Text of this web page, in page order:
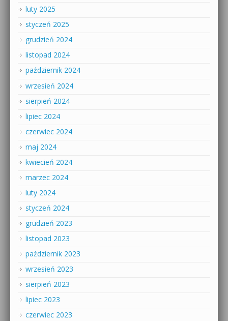
luty 2025
styczeń 2025
grudzień 2024
listopad 2024
październik 2024
wrzesień 2024
sierpień 2024
lipiec 2024
czerwiec 2024
maj 2024
kwiecień 2024
marzec 2024
luty 2024
styczeń 2024
grudzień 2023
listopad 2023
październik 2023
wrzesień 2023
sierpień 2023
lipiec 2023
czerwiec 2023